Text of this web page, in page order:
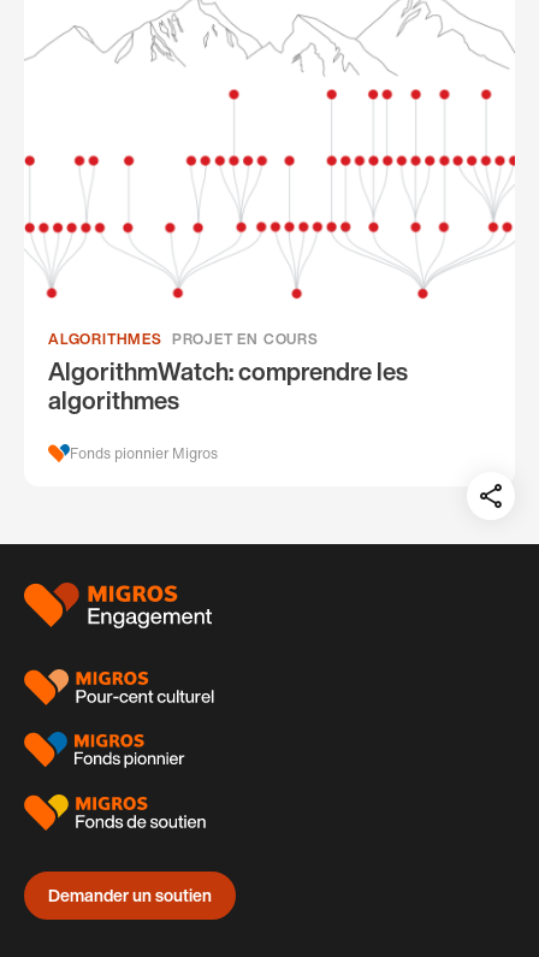
ALGORITHMES PROJET EN COURS
AlgorithmWatch: comprendre les
algorithmes
Fonds pionnier Migros
auf:
Pied
page
Demander un soutien